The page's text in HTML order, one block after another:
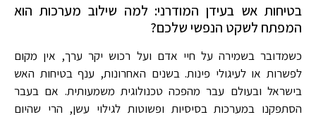
בטיחות אש בעידן המודרני: למה שילוב מערכות הוא
המפתח לשקט הנפשי שלכם?
כשמדובר בשמירה על חיי אדם ועל רכוש יקר ערך, אין מקום
לפשרות או לעיגולי פינות. בשנים האחרונות, ענף בטיחות האש
בישראל ובעולם עבר מהפכה טכנולוגית משמעותית. אם בעבר
הסתפקנו במערכות בסיסיות ופשוטות לגילוי עשן, הרי שהיום